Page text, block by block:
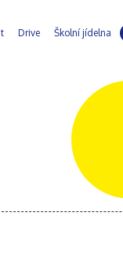
Drive Školní jídelna